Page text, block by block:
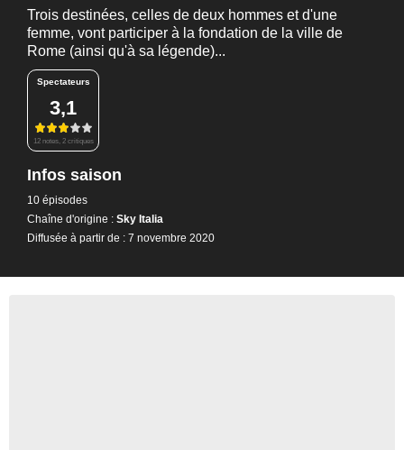
Trois destinées, celles de deux hommes et d'une
femme, vont participer à la fondation de la ville de
Rome (ainsi qu'à sa légende)...
Spectateurs
3,1
12 notes, 2 critiques
Infos saison
10 épisodes
Chaîne d'origine : Sky Italia
Diffusée à partir de : 7 novembre 2020